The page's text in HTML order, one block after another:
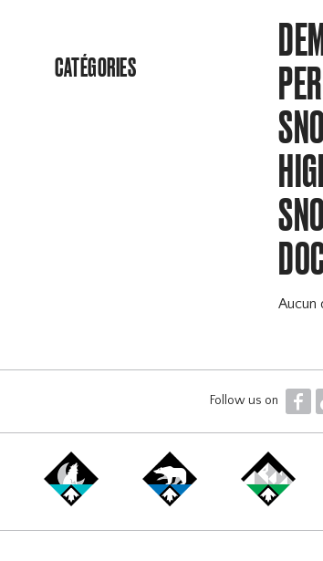
CATÉGORIES
Aucun
Follow us on F